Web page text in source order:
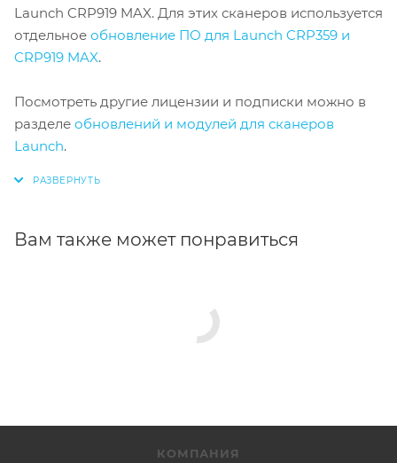
Launch CRP919 MAX. Для этих сканеров используется
отдельное обновление ПО для Launch CRP359 и
CRP919 MAX.
Посмотреть другие лицензии и подписки можно в
разделе обновлений и модулей для сканеров
Launch.
Вам также может понравиться
КОМПАНИЯ